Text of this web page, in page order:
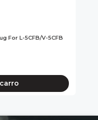
For L-5CFB/V-5CFB